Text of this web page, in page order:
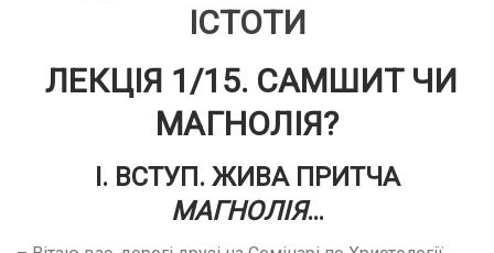
ІСТОТИ
ЛЕКЦІЯ 1/15. САМШИТ ЧИ
МАГНОЛІЯ?
І. ВСТУП. ЖИВА ПРИТЧА
МАГНОЛІЯ…